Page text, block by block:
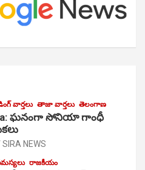
వార్తలు తాజా వార్తలు తెలంగాణ
ఘ‌నంగా సోనియా గాంధీ
SIRA NEWS
రాజకీయం